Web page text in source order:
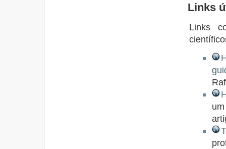
Links
Links